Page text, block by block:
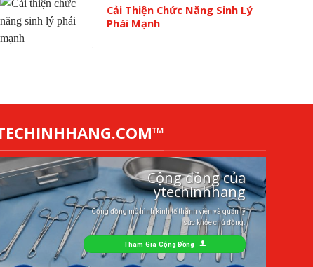
Cải Thiện Chức Năng Sinh Lý
Phái Mạnh
Cộng đồng của
ytechinhhang
Cộng đồng mô hình kinh tế thành viên và quản lý
sức khỏe chủ động.
Tham Gia Cộng Đồng